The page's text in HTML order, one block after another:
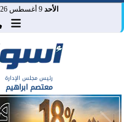
الأحد
رئيس مجلس الإدارة
معتصم ابراهيم